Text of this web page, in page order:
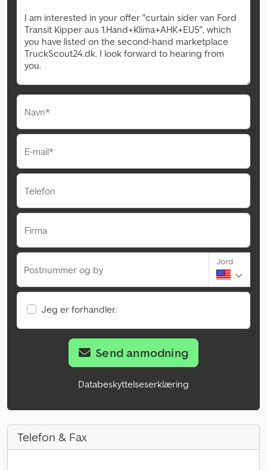
Navn*
E-mail*
Telefon
Firma
Postnummer og by
Jord
Jeg er forhandler.
Send anmodning
Databeskyttelseserklæring
Telefon & Fax